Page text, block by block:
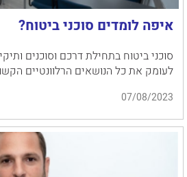
איפה לומדים סוכני ביטוח?
סוכני ביטוח בתחילת דרכם וסוכנים
לעומק את כל הנושאים הרלוונטיים
07/08/2023